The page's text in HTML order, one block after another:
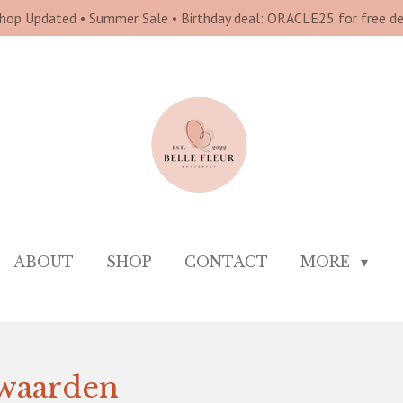
Updated • Summer Sale • Birthday deal: ORACLE25 for free
ABOUT SHOP CONTACT MORE